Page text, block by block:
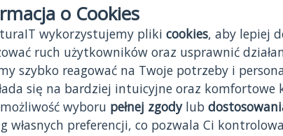
o Cookies
wykorzystujemy pliki cookies, aby lepiej
ruch użytkowników oraz usprawnić
szybko reagować na Twoje potrzeby i
się na bardziej intuicyjne oraz komfortowe
wyboru pełnej zgodylub
własnych preferencji, co pozwala Ci
na platformie opinii sponsorowanych.
na platformie opinie, które uznamy za
opinii może w każdej chwili zażyczyć sobie ukrycia
do weryfikacji opinię na temat kursu lub